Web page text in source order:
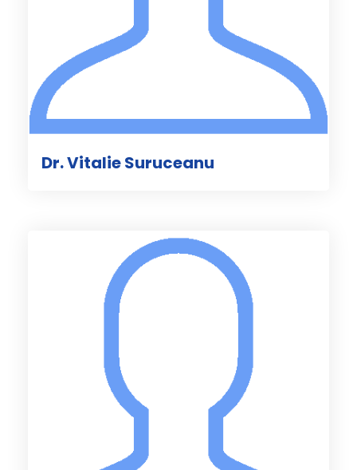
Dr. Vitalie Suruceanu